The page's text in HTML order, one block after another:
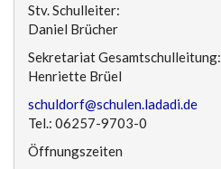
Stv. Schulleiter:
Daniel Brücher
Sekretariat Gesamtschulleitung:
Henriette Brüel
schuldorf@schulen.ladadi.de
Tel.: 06257-9703-0
Öffnungszeiten